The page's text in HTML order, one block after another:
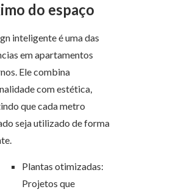
do espaço
inteligente é uma das
em apartamentos
Ele combina
com estética,
que cada metro
seja utilizado de forma
Plantas otimizadas:
Projetos que